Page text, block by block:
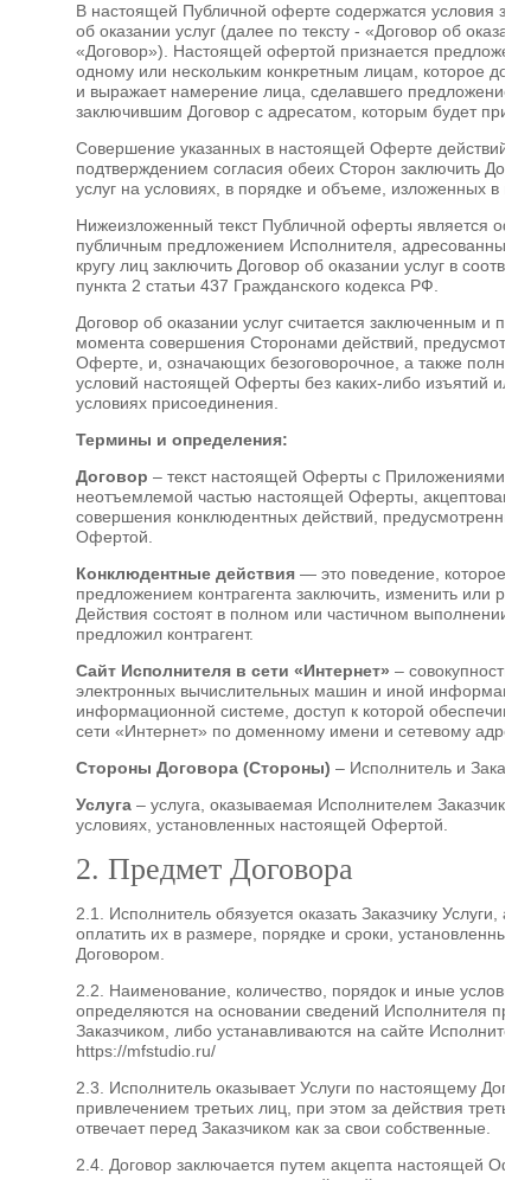
В настоящей Публичной оферте содержатся условия
об оказании услуг (далее по тексту - «Договор об
«Договор»). Настоящей офертой признается
одному или нескольким конкретным лицам, которое
и выражает намерение лица, сделавшего предложение,
заключившим Договор с адресатом, которым будет
Совершение указанных в настоящей Оферте действий
подтверждением согласия обеих Сторон заключить
услуг на условиях, в порядке и объеме, изложенных в
Нижеизложенный текст Публичной оферты является
публичным предложением Исполнителя, адресованный
кругу лиц заключить Договор об оказании услуг в
пункта 2 статьи 437 Гражданского кодекса РФ.
Договор об оказании услуг считается заключенным и
момента совершения Сторонами действий,
Оферте, и, означающих безоговорочное, а также полное
условий настоящей Оферты без каких-либо изъятий или
условиях присоединения.
Термины и определения:
Договор – текст настоящей Оферты с Приложениями,
неотъемлемой частью настоящей Оферты,
совершения конклюдентных действий, предусмотренных
Офертой.
Конклюдентные действия — это поведение, которое
предложением контрагента заключить, изменить или
Действия состоят в полном или частичном выполнении
предложил контрагент.
Сайт Исполнителя в сети «Интернет» – совокупность
электронных вычислительных машин и иной
информационной системе, доступ к которой
сети «Интернет» по доменному имени и сетевому
Стороны Договора (Стороны) – Исполнитель и
Услуга – услуга, оказываемая Исполнителем Заказчику
условиях, установленных настоящей Офертой.
2. Предмет Договора
2.1. Исполнитель обязуется оказать Заказчику Услуги, а
оплатить их в размере, порядке и сроки, установленные
Договором.
2.2. Наименование, количество, порядок и иные условия
определяются на основании сведений Исполнителя при
Заказчиком, либо устанавливаются на сайте
https://mfstudio.ru/
2.3. Исполнитель оказывает Услуги по настоящему
привлечением третьих лиц, при этом за действия
отвечает перед Заказчиком как за свои собственные.
2.4. Договор заключается путем акцепта настоящей